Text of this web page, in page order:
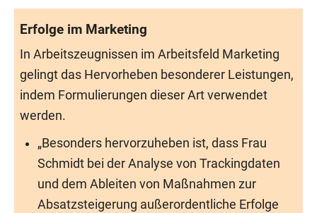
Erfolge im Marketing
In Arbeitszeugnissen im Arbeitsfeld Marketing
gelingt das Hervorheben besonderer Leistungen,
indem Formulierungen dieser Art verwendet
werden.
„Besonders hervorzuheben ist, dass Frau
Schmidt bei der Analyse von Trackingdaten
und dem Ableiten von Maßnahmen zur
Absatzsteigerung außerordentliche Erfolge